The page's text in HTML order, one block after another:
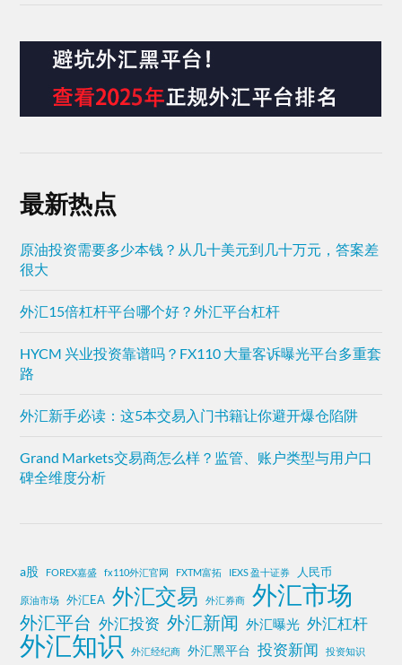
最新热点
原油投资需要多少本钱？从几十美元到几十万元，答案差
很大
外汇15倍杠杆平台哪个好？外汇平台杠杆
HYCM 兴业投资靠谱吗？FX110 大量客诉曝光平台多重套
路
外汇新手必读：这5本交易入门书籍让你避开爆仓陷阱
Grand Markets交易商怎么样？监管、账户类型与用户口
碑全维度分析
a股 FOREX嘉盛 fx110外汇官网 FXTM富拓 IEXS 盈十证券 人民币
原油市场 外汇EA 外汇交易 外汇券商 外汇市场
外汇平台 外汇投资 外汇新闻 外汇曝光 外汇杠杆
外汇知识 外汇经纪商 外汇黑平台 投资新闻 投资知识